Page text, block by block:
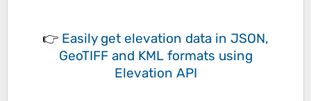
👉 Easily get elevation data in JSON,
GeoTIFF and KML formats using
Elevation API